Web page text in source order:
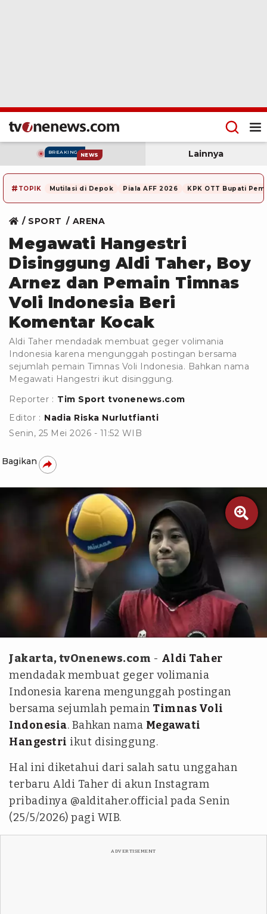
BREAKING NEWS Lainnya
# TOPIK Mutilasi di Depok Piala AFF 2026 KPK OTT Bupati
SPORT ARENA
Megawati Hangestri
Disinggung Aldi Taher, Boy
Arnez dan Pemain Timnas
Voli Indonesia Beri
Komentar Kocak
Aldi Taher mendadak membuat geger volimania
Indonesia karena mengunggah postingan bersama
sejumlah pemain Timnas Voli Indonesia. Bahkan nama
Megawati Hangestri ikut disinggung.
Reporter : Tim Sport tvonenews.com
Editor : Nadia Riska Nurlutfianti
Senin, 25 Mei 2026 - 11:52 WIB
Bagikan

Antara Foto/Nova Wahyudi
Jakarta, tvOnenews.com - Aldi Taher
mendadak membuat geger volimania
Indonesia karena mengunggah postingan
bersama sejumlah pemain Timnas Voli
Indonesia. Bahkan nama Megawati
Hangestri ikut disinggung.
Hal ini diketahui dari salah satu unggahan
terbaru Aldi Taher di akun Instagram
pribadinya @alditaher.official pada Senin
(25/5/2026) pagi WIB.
ADVERTISEMENT